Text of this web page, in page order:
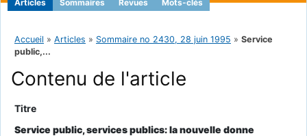
Articles Sommaires Revues Mots-clés
Accueil » Articles » Sommaire no 2430, 28 juin 1995 » Service
public,...
Contenu de l'article
Titre
Service public, services publics: la nouvelle donne